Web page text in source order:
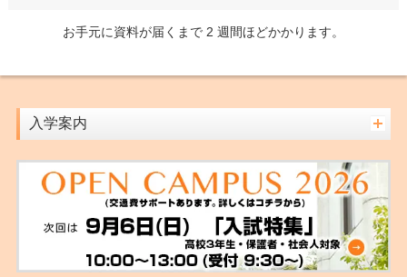
お手元に資料が届くまで 2 週間ほどかかります。
入学案内